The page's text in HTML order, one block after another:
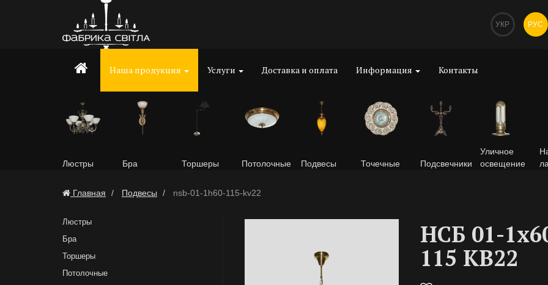
УКР РУС
Наша продукция Услуги Доставка и оплата Информация Контакты
Люстры Бра Торшеры Потолочные Подвесы Точечные Подсвечники
Уличное
освещение
Главная Подвесы nsb-01-1h60-115-kv22
Люстры
Бра
Торшеры
Потолочные
НСБ 01-
115 КВ22